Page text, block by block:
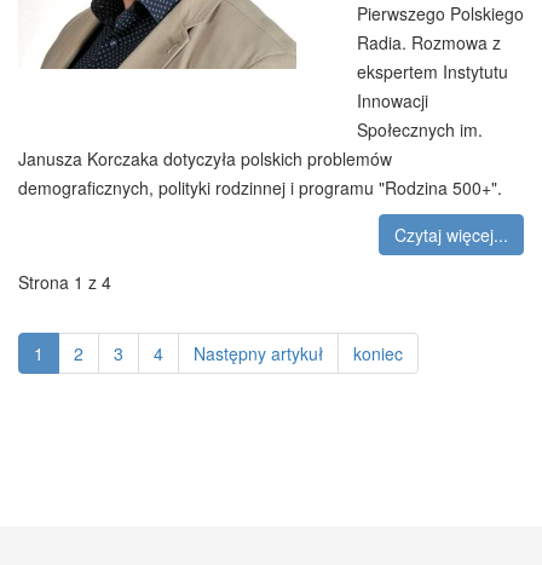
Pierwszego Polskiego
Radia. Rozmowa z
ekspertem Instytutu
Innowacji
Społecznych im.
Janusza Korczaka dotyczyła polskich problemów
demograficznych, polityki rodzinnej i programu "Rodzina 500+".
Czytaj więcej...
Strona 1 z 4
1 2 3 4 Następny artykuł koniec